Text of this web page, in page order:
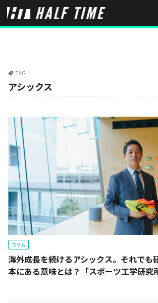
TAG
アシックス
コラム
海外成長を続けるアシックス。それでも
本にある意味とは？「スポーツ工学研究